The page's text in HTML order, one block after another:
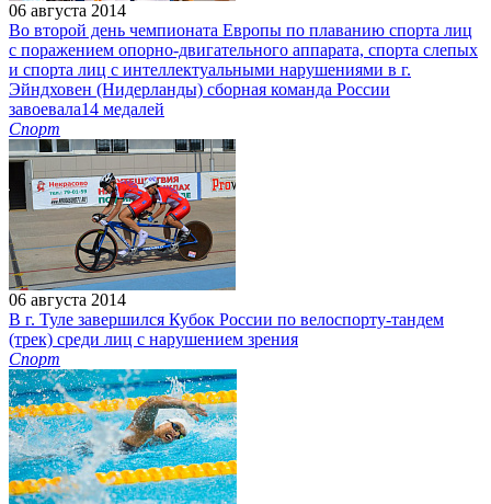
06 августа 2014
Во второй день чемпионата Европы по плаванию спорта лиц
с поражением опорно-двигательного аппарата, спорта слепых
и спорта лиц с интеллектуальными нарушениями в г.
Эйндховен (Нидерланды) сборная команда России
завоевала14 медалей
Спорт
06 августа 2014
В г. Туле завершился Кубок России по велоспорту-тандем
(трек) среди лиц с нарушением зрения
Спорт